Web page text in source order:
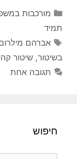
קטגוריות
מורכבות
תמיד
תגיות
אברהם
בשיטור, שיטור
תגובה אחת
חיפוש